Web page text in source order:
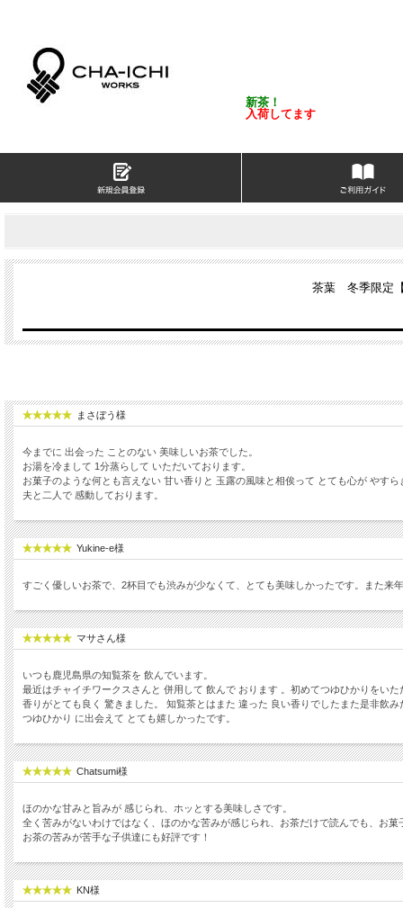
新茶！
入荷してます
茶葉 冬季限定
まさぼう様
今までに 出会った ことのない 美味しいお茶でした。
お湯を冷まして 1分蒸らして いただいております。
お菓子のような何とも言えない 甘い香りと 玉露の風味と相俟って とても心が やすら
夫と二人で 感動しております。
Yukine-e様
すごく優しいお茶で、2杯目でも渋みが少なくて、とても美味しかったです。また来
マサさん様
いつも鹿児島県の知覧茶を 飲んでいます。
最近はチャイチワークスさんと 併用して 飲んで おります 。初めてつゆひかりをいた
香りがとても良く 驚きました。 知覧茶とはまた 違った 良い香りでしたまた是非飲み
つゆひかり に出会えて とても嬉しかったです。
Chatsumi様
ほのかな甘みと旨みが 感じられ、ホッとする美味しさです。
全く苦みがないわけではなく、ほのかな苦みが感じられ、お茶だけで読んでも、お
お茶の苦みが苦手な子供達にも好評です！
KN様